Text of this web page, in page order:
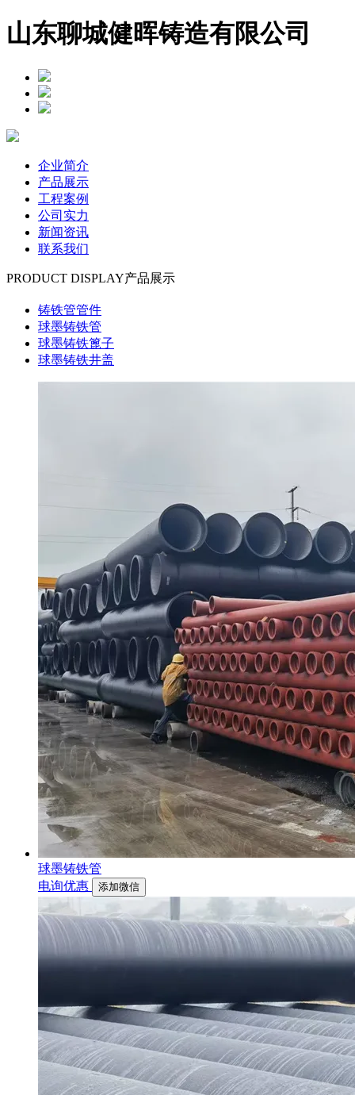
山东聊城健晖铸造有限公司
企业简介
产品展示
工程案例
公司实力
新闻资讯
联系我们
PRODUCT DISPLAY产品展示
铸铁管管件
球墨铸铁管
球墨铸铁篦子
球墨铸铁井盖
球墨铸铁管
电询优惠
添加微信